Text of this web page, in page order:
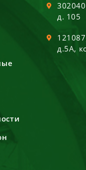
302040
д. 105
121087
д.5А,